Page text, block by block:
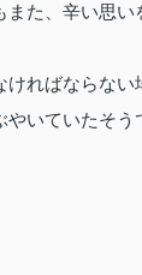
た、辛い思い
ければならない
いていたそう